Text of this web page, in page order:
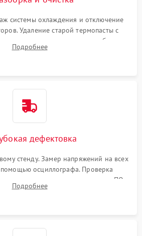
системы охлаждения и отключение
Удаление старой термопасты с
чипа и термопрокладок с банок
Очистка платы от пыли и окислов.
Подробнее
дефектовка
стенду. Замер напряжений на всех
осциллографа. Проверка
специализированного ПО
MATS
Подробнее